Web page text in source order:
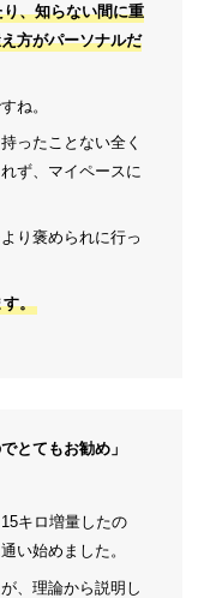
、知らない間に重
方がパーソナルだ
ね。
ったことない全く
ず、マイペースに
り褒められに行っ
す。
とてもお勧め」
キロ増量したの
い始めました。
、理論から説明し